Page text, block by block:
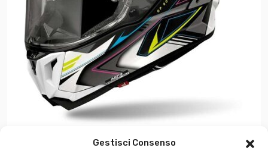
Gestisci Consenso
Casco GP 800 Must Mult...